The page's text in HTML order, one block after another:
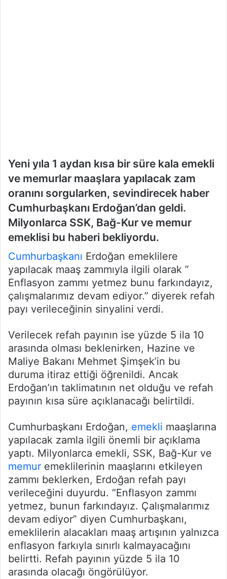
Yeni yıla 1 aydan kısa bir süre kala emekli
ve memurlar maaşlara yapılacak zam
oranını sorgularken, sevindirecek haber
Cumhurbaşkanı Erdoğan’dan geldi.
Milyonlarca SSK, Bağ-Kur ve memur
emeklisi bu haberi bekliyordu.
Cumhurbaşkanı Erdoğan emeklilere
yapılacak maaş zammıyla ilgili olarak ”
Enflasyon zammı yetmez bunu farkındayız,
çalışmalarımız devam ediyor.” diyerek refah
payı verileceğinin sinyalini verdi.
Verilecek refah payının ise yüzde 5 ila 10
arasında olması beklenirken, Hazine ve
Maliye Bakanı Mehmet Şimşek’in bu
duruma itiraz ettiği öğrenildi. Ancak
Erdoğan’ın taklimatının net olduğu ve refah
payının kısa süre açıklanacağı belirtildi.
Cumhurbaşkanı Erdoğan, emekli maaşlarına
yapılacak zamla ilgili önemli bir açıklama
yaptı. Milyonlarca emekli, SSK, Bağ-Kur ve
memur emeklilerinin maaşlarını etkileyen
zammı beklerken, Erdoğan refah payı
verileceğini duyurdu. “Enflasyon zammı
yetmez, bunun farkındayız. Çalışmalarımız
devam ediyor” diyen Cumhurbaşkanı,
emeklilerin alacakları maaş artışının yalnızca
enflasyon farkıyla sınırlı kalmayacağını
belirtti. Refah payının yüzde 5 ila 10
arasında olacağı öngörülüyor.